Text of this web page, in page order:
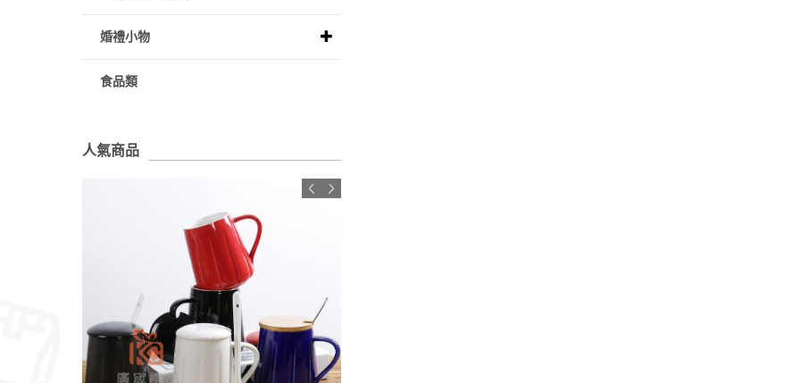
婚禮小物
食品類
人氣商品